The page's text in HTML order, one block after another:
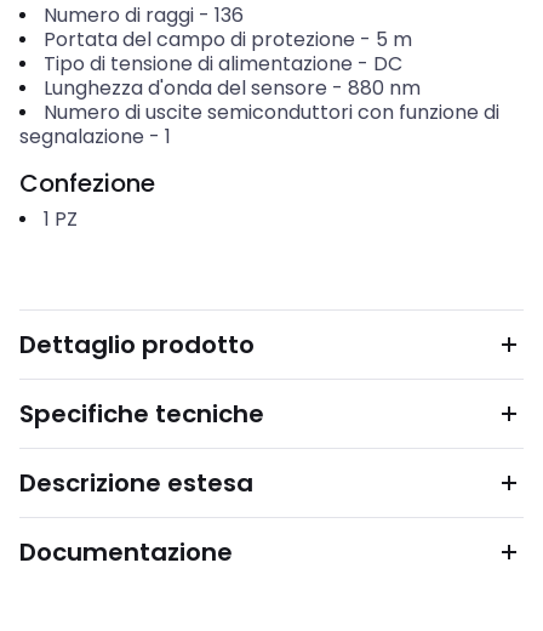
Numero di raggi- 136
Portata del campo di protezione - 5 m
Tipo di tensione di alimentazione - DC
Lunghezza d'onda del sensore - 880 nm
Numero di uscite semiconduttori con funzione di
segnalazione - 1
Confezione
1 PZ
Dettaglio prodotto
Specifiche tecniche
Descrizione estesa
Documentazione